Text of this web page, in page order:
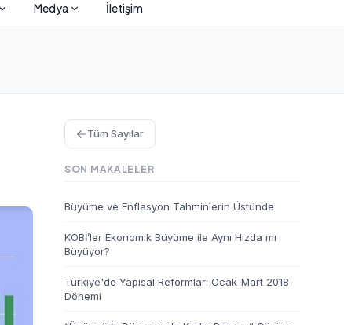
Medya İletişim
Tüm Sayılar
SON MAKALELER
Büyüme ve Enflasyon Tahminlerin Üstünde
KOBİ’ler Ekonomik Büyüme ile Aynı Hızda mı
Büyüyor?
Türkiye'de Yapısal Reformlar: Ocak-Mart 2018
Dönemi